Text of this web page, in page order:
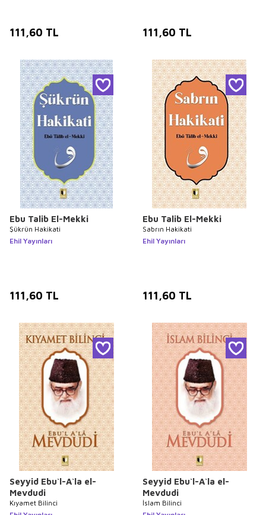
111,60 TL 111,60 TL
Ebu Talib El-Mekki
Şükrün Hakikati
Ehil Yayınları
111,60 TL
Ebu Talib El-Mekki
Sabrın Hakikati
Ehil Yayınları
111,60 TL
Seyyid Ebu`l-A`la el-
Mevdudi
Kıyamet Bilinci
Seyyid Ebu`l-A`la el-
Mevdudi
İslam Bilinci